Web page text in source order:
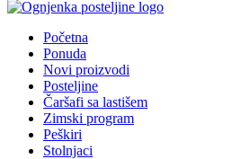
Početna
Ponuda
Novi proizvodi
Posteljine
Čaršafi sa lastišem
Zimski program
Peškiri
Stolnjaci